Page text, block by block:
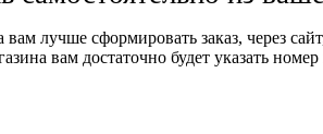
лучше сформировать заказ, через
вам достаточно будет указать